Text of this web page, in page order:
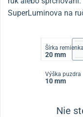
SuperLuminova na
Šírka remienka
20 mm
Výška puzdra
10 mm
Nie